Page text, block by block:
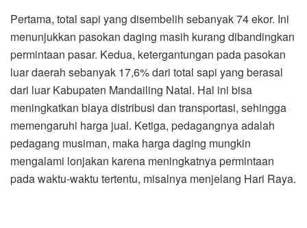
Pertama, total sapi yang disembelih sebanyak 74 ekor. Ini
menunjukkan pasokan daging masih kurang dibandingkan
permintaan pasar. Kedua, ketergantungan pada pasokan
luar daerah sebanyak 17,6% dari total sapi yang berasal
dari luar Kabupaten Mandailing Natal. Hal ini bisa
meningkatkan biaya distribusi dan transportasi, sehingga
memengaruhi harga jual. Ketiga, pedagangnya adalah
pedagang musiman, maka harga daging mungkin
mengalami lonjakan karena meningkatnya permintaan
pada waktu-waktu tertentu, misalnya menjelang Hari Raya.